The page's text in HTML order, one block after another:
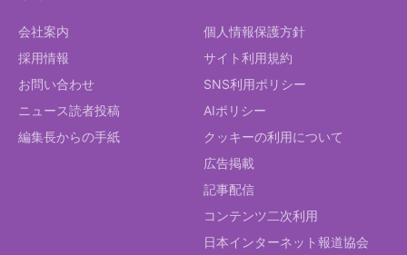
会社案内
採用情報
お問い合わせ
ニュース読者投稿
編集長からの手紙
個人情報保護方針
サイト利用規約
SNS利用ポリシー
AIポリシー
クッキーの利用について
広告掲載
記事配信
コンテンツ二次利用
日本インターネット報道協会